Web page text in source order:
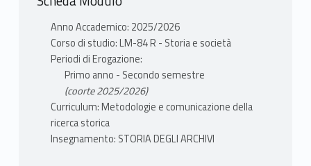
Anno Accademico: 2025/2026
Corso di studio: LM-84 R - Storia e società
Periodi di Erogazione:
Primo anno - Secondo semestre
(coorte 2025/2026)
Curriculum: Metodologie e comunicazione della
ricerca storica
Insegnamento: STORIA DEGLI ARCHIVI